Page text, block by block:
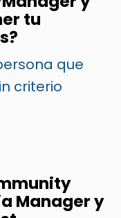
tu
que
criterio
Manager y